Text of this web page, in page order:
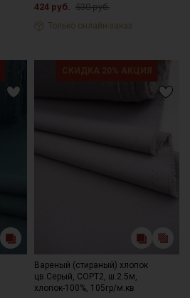
424 руб. 530 руб.
Только онлайн-заказ
Вареный (стираный) хлопок
цв.Серый, СОРТ2, ш.2.5м,
хлопок-100%, 105гр/м.кв